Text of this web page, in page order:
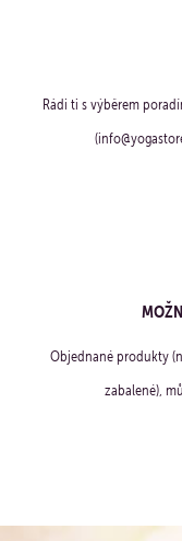
Rádi ti s výběrem
Objednané produkty
zabalené),